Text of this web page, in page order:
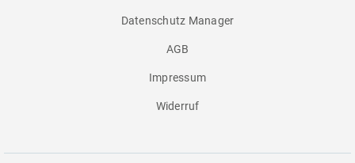
Datenschutz Manager
AGB
Impressum
Widerruf